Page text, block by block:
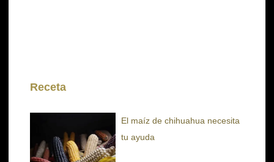
Receta
El maíz de chihuahua necesita
tu ayuda